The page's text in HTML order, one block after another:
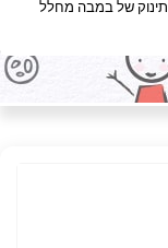
תינוק של במבה מחלל